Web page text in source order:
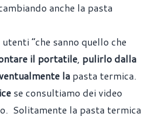
anche la pasta
“che sanno quello che
il portatile, pulirlo dalla
la pasta termica.
se consultiamo dei video
Solitamente la pasta termica